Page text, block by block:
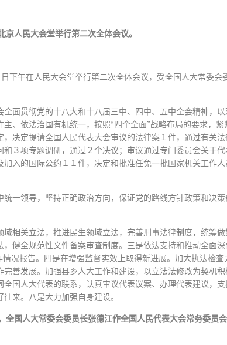
人民大会堂举行第二次全体会议。
下午在人民大会堂举行第二次全体会议，受全国人大常委会
面贯彻党的十八大和十八届三中、四中、五中全会精神，
、依法治国有机统一，按照“四个全面”战略布局的要求，
决定提请全国人民代表大会审议的法律案１件，通过有关
３项专题调研，通过２个决议；审议通过专门委员会关于
入的国际公约１１件，决定和批准任免一批国家机关工作
一领导，坚持正确政治方向，保证党的路线方针政策和决
相关立法，推进民生领域立法，完善刑事法律制度，统筹
健全规范性文件备案审查制度。三是依法支持和推动全面
报告。四是在增强监督实效上取得新进展。加大执法检查
发展。加强县乡人大工作和建设，以立法法修改为契机积
国人大代表的联系，认真审议代表议案、办理代表建议，
来。八是大力加强自身建设。
国人大常委会委员长张德江作全国人民代表大会常务委员会